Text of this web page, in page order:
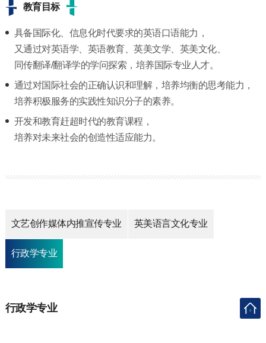
教育目标
具备国际化、信息化时代要求的英语口语能力，
又通过对英语学、英语教育、英美文学、英美文化、
同传翻译/翻译学的学问探索，培养国际专业人才。
通过对国际社会的正确认识和理解，培养均衡的思考能力，
培养积极服务的实践性知识分子的素养。
开发和教育赶超时代的教育课程，
培养对未来社会的创造性适应能力。
文艺创作媒体内推宣传专业 英美语言文化专业
行政学专业
行政学专业